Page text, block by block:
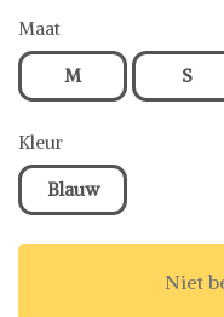
Maat
M S
Kleur
Blauw
Niet